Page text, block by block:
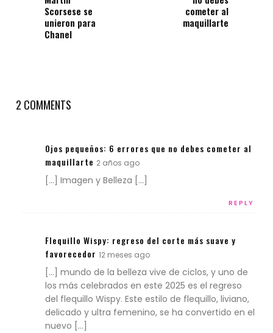
Scorsese se
unieron para
Chanel
cometer al
maquillarte
2 COMMENTS
Ojos pequeños: 6 errores que no debes cometer al
maquillarte 2 años ago
REPLY
[…] Imagen y Belleza […]
Flequillo Wispy: regreso del corte más suave y
favorecedor 12 meses ago
[…] mundo de la belleza vive de ciclos, y uno de
los más celebrados en este 2025 es el regreso
del flequillo Wispy. Este estilo de flequillo, liviano,
delicado y ultra femenino, se ha convertido en el
nuevo […]